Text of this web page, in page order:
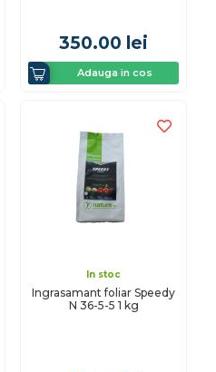
350.00 lei
Adauga in cos
In stoc
Ingrasamant foliar Speedy
N 36-5-5 1 kg